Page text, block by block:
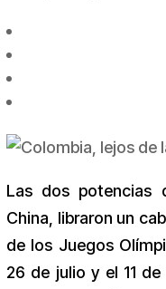
Las dos potencias
China, libraron un
de los Juegos
26 de julio y el 11